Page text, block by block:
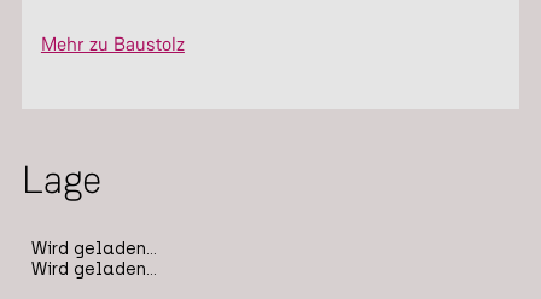
Mehr zu Baustolz
Lage